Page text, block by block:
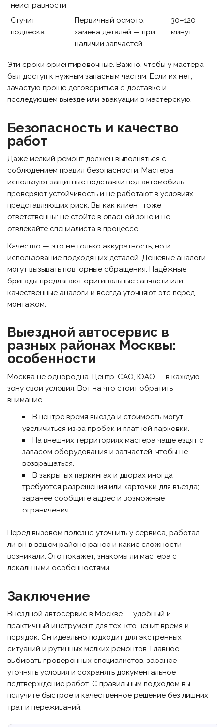
неисправности
Стучит
подвеска
Первичный осмотр,
замена деталей — при
наличии запчастей
30–120
минут
Эти сроки ориентировочные. Важно, чтобы у мастера
был доступ к нужным запасным частям. Если их нет,
зачастую проще договориться о доставке и
последующем выезде или эвакуации в мастерскую.
Безопасность и качество
работ
Даже мелкий ремонт должен выполняться с
соблюдением правил безопасности. Мастера
используют защитные подставки под автомобиль,
проверяют устойчивость и не работают в условиях,
представляющих риск. Вы как клиент тоже
ответственны: не стойте в опасной зоне и не
отвлекайте специалиста в процессе.
Качество — это не только аккуратность, но и
использование подходящих деталей. Дешёвые аналоги
могут вызывать повторные обращения. Надёжные
бригады предлагают оригинальные запчасти или
качественные аналоги и всегда уточняют это перед
монтажом.
Выездной автосервис в
разных районах Москвы:
особенности
Москва не однородна. Центр, САО, ЮАО — в каждую
зону свои условия. Вот на что стоит обратить
внимание.
В центре время выезда и стоимость могут
увеличиться из‑за пробок и платной парковки.
На внешних территориях мастера чаще ездят с
запасом оборудования и запчастей, чтобы не
возвращаться.
В закрытых паркингах и дворах иногда
требуются разрешения или карточки для въезда;
заранее сообщите адрес и возможные
ограничения.
Перед вызовом полезно уточнить у сервиса, работал
ли он в вашем районе ранее и какие сложности
возникали. Это покажет, знакомы ли мастера с
локальными особенностями.
Заключение
Выездной автосервис в Москве — удобный и
практичный инструмент для тех, кто ценит время и
порядок. Он идеально подходит для экстренных
ситуаций и рутинных мелких ремонтов. Главное —
выбирать проверенных специалистов, заранее
уточнять условия и сохранять документальное
подтверждение работ. С правильным подходом вы
получите быстрое и качественное решение без лишних
трат и переживаний.